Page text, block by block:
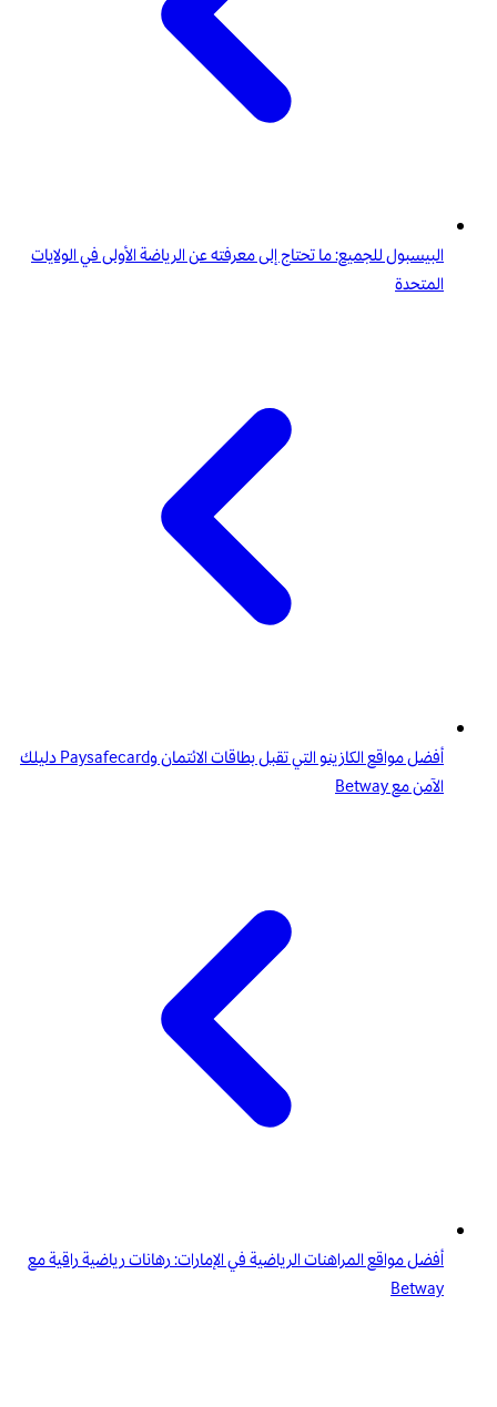
البيسبول للجميع: ما تحتاج إلى معرفته عن الرياضة الأولى في الولايات
المتحدة
أفضل مواقع الكازينو التي تقبل بطاقات الائتمان وPaysafecard دليلك
الآمن مع Betway
أفضل مواقع المراهنات الرياضية في الإمارات: رهانات رياضية راقية مع
Betway